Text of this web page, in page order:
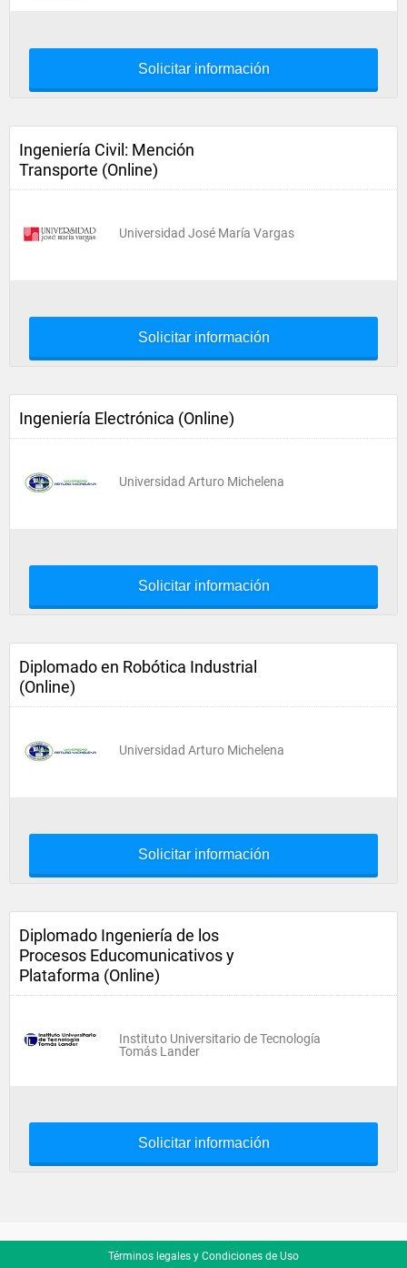
Solicitar información
Ingeniería Civil: Mención
Transporte (Online)
Universidad José María Vargas
Solicitar información
Ingeniería Electrónica (Online)
Universidad Arturo Michelena
Solicitar información
Diplomado en Robótica Industrial
(Online)
Universidad Arturo Michelena
Solicitar información
Diplomado Ingeniería de los
Procesos Educomunicativos y
Plataforma (Online)
Instituto Universitario de Tecnología
Tomás Lander
Solicitar información
Términos legales y Condiciones de Uso